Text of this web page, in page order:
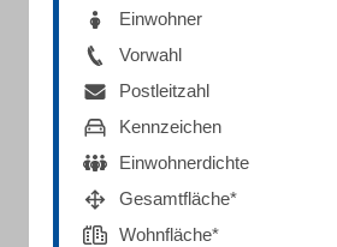
Einwohner
Vorwahl
Postleitzahl
Kennzeichen
Einwohnerdichte
Gesamtfläche*
Wohnfläche*